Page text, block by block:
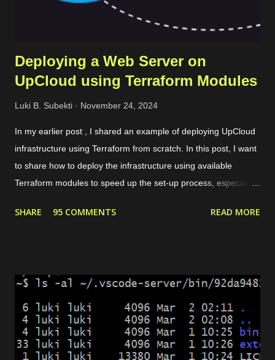
Deploying a Web Server on
UpCloud using Terraform Modules
Luki B. Subekti November 24, 2024
In my earlier post , I shared an example of deploying UpCloud
infrastructure using Terraform from scratch. In this post, I want
to share how to deploy the infrastructure using available
Terraform modules to speed up the set-up process, especially
instance, our need is to deploy a website with some conditions
But, users should be redirected to "web2" if they are visiting
"web1". There are 4 main modules that we need to set up the
environment. Private network. It allows the load balancer to
connect with the server and pass the traffic. Server. It is used
to host the website. Load balancer. It includes backend and
SHARE 95 COMMENTS READ MORE